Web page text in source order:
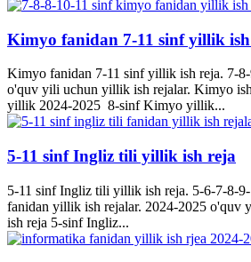
Kimyo fanidan 7-11 sinf yillik
Kimyo fanidan 7-11 sinf yillik ish reja. 7-
o'quv yili uchun yillik ish rejalar. Kimyo
yillik 2024-2025 8-sinf Kimyo yillik...
5-11 sinf Ingliz tili yillik ish reja
5-11 sinf Ingliz tili yillik ish reja. 5-6-7-8-
fanidan yillik ish rejalar. 2024-2025
ish reja 5-sinf Ingliz...